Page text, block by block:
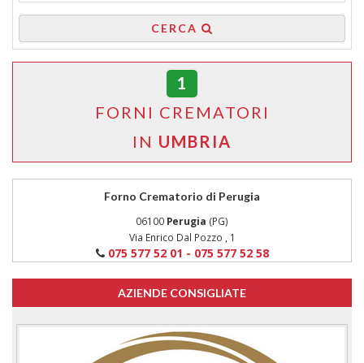
CERCA
1
FORNI CREMATORI
IN UMBRIA
Forno Crematorio di Perugia
06100 Perugia (PG)
Via Enrico Dal Pozzo , 1
075 577 52 01 - 075 577 52 58
AZIENDE CONSIGLIATE